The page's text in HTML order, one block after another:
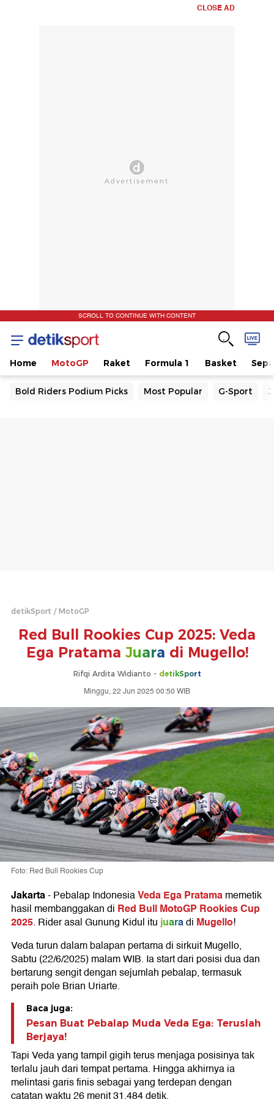
CLOSE AD
SCROLL TO CONTINUE WITH CONTENT
Home MotoGP Raket Formula 1 Basket
Bold Riders Podium Picks Most Popular G-Sport
detikSport MotoGP
Red Bull Rookies Cup 2025: Veda
Ega Pratama Juara di Mugello!
Rifqi Ardita Widianto - detikSport
Minggu, 22 Jun 2025 00:50 WIB
Foto: Red Bull Rookies Cup
Jakarta-Pebalap IndonesiaVeda Ega Pratamamemetik
hasil membanggakan di Red Bull MotoGP Rookies Cup
2025. Rider asal Gunung Kidul itujuaradi Mugello!
Veda turun dalam balapan pertama di sirkuit Mugello,
Sabtu (22/6/2025) malam WIB. Ia start dari posisi dua dan
bertarung sengit dengan sejumlah pebalap, termasuk
peraih pole Brian Uriarte.
Baca juga:
Pesan Buat Pebalap Muda Veda Ega: Teruslah
Berjaya!
Tapi Veda yang tampil gigih terus menjaga posisinya tak
terlalu jauh dari tempat pertama. Hingga akhirnya ia
melintasi garis finis sebagai yang terdepan dengan